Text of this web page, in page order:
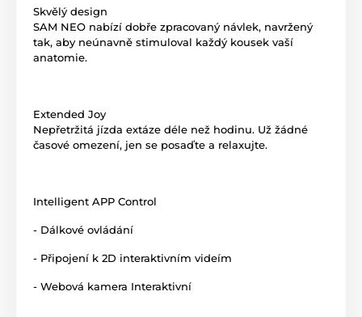
Skvělý design
SAM NEO nabízí dobře zpracovaný návlek, navržený
tak, aby neúnavně stimuloval každý kousek vaší
anatomie.
Extended Joy
Nepřetržitá jízda extáze déle než hodinu. Už žádné
časové omezení, jen se posaďte a relaxujte.
Intelligent APP Control
- Dálkové ovládání
- Připojení k 2D interaktivním videím
- Webová kamera Interaktivní